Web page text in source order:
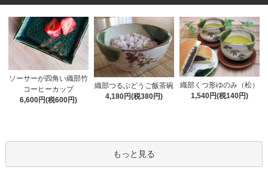
ソーサーが四角い織部竹
コーヒーカップ
6,600円(税600円)
織部つるぶどうご飯茶碗
4,180円(税380円)
織部くつ形ゆのみ（松）
1,540円(税140円)
もっと見る